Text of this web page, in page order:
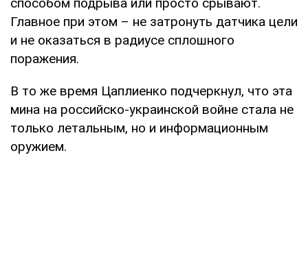
способом подрыва или просто срывают.
Главное при этом – не затронуть датчика цели
и не оказаться в радиусе сплошного
поражения.
В то же время Цаплиенко подчеркнул, что эта
мина на российско-украинской войне стала не
только летальным, но и информационным
оружием.